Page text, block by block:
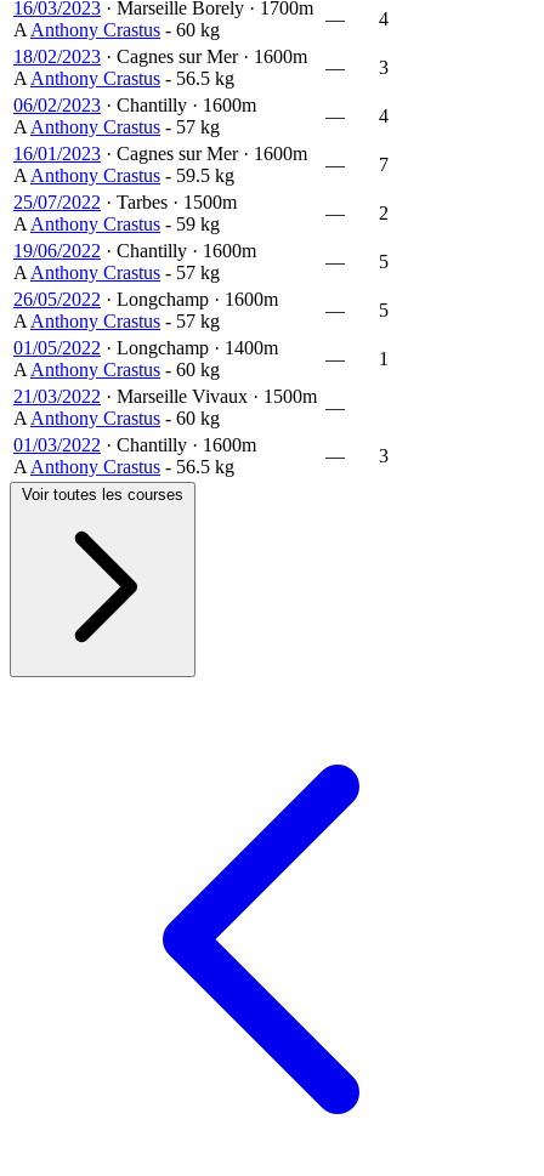
16/03/2023 · Marseille Borely · 1700m
A Anthony Crastus - 60 kg
—
4
18/02/2023 · Cagnes sur Mer · 1600m
A Anthony Crastus - 56.5 kg
—
3
06/02/2023 · Chantilly · 1600m
A Anthony Crastus - 57 kg
—
4
16/01/2023 · Cagnes sur Mer · 1600m
A Anthony Crastus - 59.5 kg
—
7
25/07/2022 · Tarbes · 1500m
A Anthony Crastus - 59 kg
—
2
19/06/2022 · Chantilly · 1600m
A Anthony Crastus - 57 kg
—
5
26/05/2022 · Longchamp · 1600m
A Anthony Crastus - 57 kg
—
5
01/05/2022 · Longchamp · 1400m
A Anthony Crastus - 60 kg
—
1
21/03/2022 · Marseille Vivaux · 1500m
A Anthony Crastus - 60 kg
—
01/03/2022 · Chantilly · 1600m
A Anthony Crastus - 56.5 kg
— 3
Voir toutes les courses